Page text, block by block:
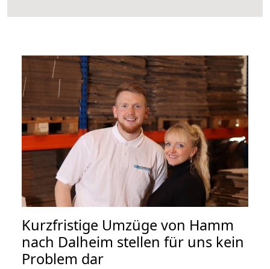
Kurzfristige Umzüge von Hamm
nach Dalheim stellen für uns kein
Problem dar